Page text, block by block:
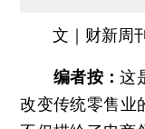
文｜财新周
编者按：这
改变传统零售业